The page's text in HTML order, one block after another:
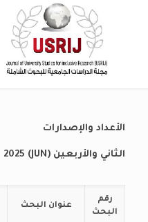
الأعداد والإصدارات
الثاني والأربعين (JUN) 2025
رقم
البحث
عنوان البحث